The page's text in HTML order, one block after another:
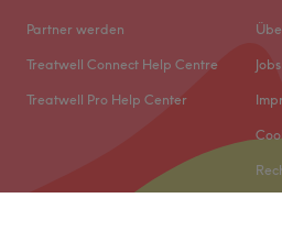
Partner werden
Treatwell Connect Help Centre
Treatwell Pro Help Center
Jobs